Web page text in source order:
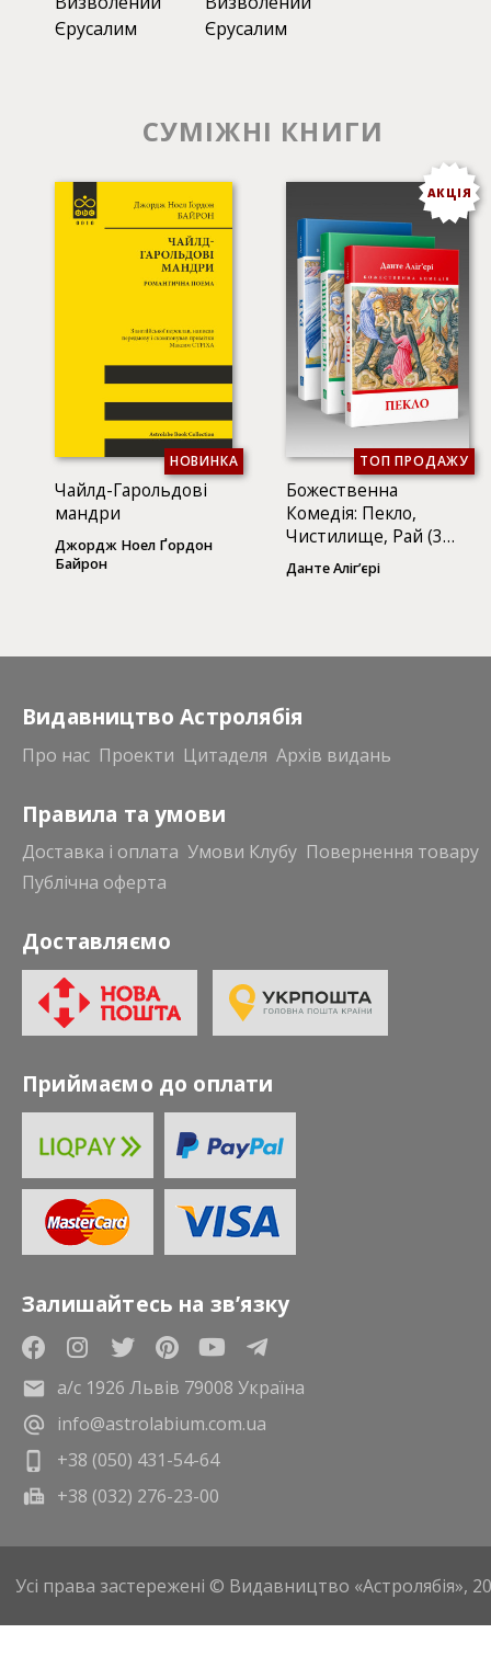
Єрусалим
Єрусалим
СУМІЖНІ КНИГИ
НОВИНКА
Чайлд-Гарольдові
мандри
Джордж Ноел Ґордон
Байрон
АКЦІЯ
ТОП ПРОДАЖУ
Божественна
Комедія: Пекло,
Чистилище, Рай (3
КНИГИ)
Данте Аліг’єрі
Видавництво Астролябія
Про нас Проекти Цитаделя Архів видань
Правила та умови
Доставка і оплата Умови Клубу Повернення товару
Публічна оферта
Доставляємо
Приймаємо до оплати
Залишайтесь на зв’язку
а/с 1926 Львів 79008 Україна
info@astrolabium.com.ua
+38 (050) 431-54-64
+38 (032) 276-23-00
Усі права застережені © Видавництво «Астролябія»,